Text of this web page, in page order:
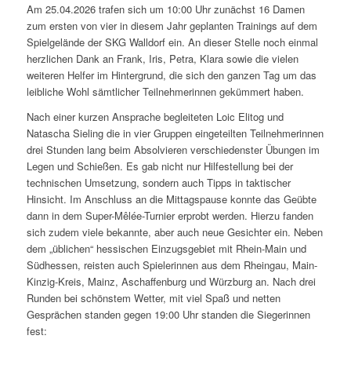
Am 25.04.2026 trafen sich um 10:00 Uhr zunächst 16 Damen
zum ersten von vier in diesem Jahr geplanten Trainings auf dem
Spielgelände der SKG Walldorf ein. An dieser Stelle noch einmal
herzlichen Dank an Frank, Iris, Petra, Klara sowie die vielen
weiteren Helfer im Hintergrund, die sich den ganzen Tag um das
leibliche Wohl sämtlicher Teilnehmerinnen gekümmert haben.
Nach einer kurzen Ansprache begleiteten Loic Elitog und
Natascha Sieling die in vier Gruppen eingeteilten Teilnehmerinnen
drei Stunden lang beim Absolvieren verschiedenster Übungen im
Legen und Schießen. Es gab nicht nur Hilfestellung bei der
technischen Umsetzung, sondern auch Tipps in taktischer
Hinsicht. Im Anschluss an die Mittagspause konnte das Geübte
dann in dem Super-Mêlée-Turnier erprobt werden. Hierzu fanden
sich zudem viele bekannte, aber auch neue Gesichter ein. Neben
dem „üblichen“ hessischen Einzugsgebiet mit Rhein-Main und
Südhessen, reisten auch Spielerinnen aus dem Rheingau, Main-
Kinzig-Kreis, Mainz, Aschaffenburg und Würzburg an. Nach drei
Runden bei schönstem Wetter, mit viel Spaß und netten
Gesprächen standen gegen 19:00 Uhr standen die Siegerinnen
fest: